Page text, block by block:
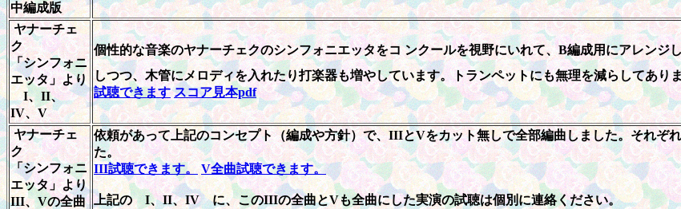
中編成版
ヤナーチェ
ク
「シンフォニ
エッタ」より
I、II、
IV、V
個性的な音楽のヤナーチェクのシンフォニエッタをコ ンクールを視野にいれて、B編成用にアレンジ
しつつ、木管にメロディを入れたり打楽器も増やしています。トランペットにも無理を減らしてあり
試聴できます スコア見本pdf
ヤナーチェ
ク
「シンフォニ
エッタ」より
III、Vの全曲
依頼があって上記のコンセプト（編成や方針）で、IIIとVをカット無しで全部編曲しました。それぞ
た。
III試聴できます。 V全曲試聴できます。
上記の I、II、IV に、このIIIの全曲とVも全曲にした実演の試聴は個別に連絡ください。